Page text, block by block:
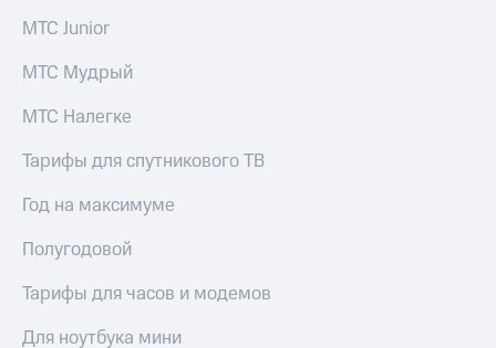
МТС Junior
МТС Мудрый
МТС Налегке
Тарифы для спутникового ТВ
Год на максимуме
Полугодовой
Тарифы для часов и модемов
Для ноутбука мини